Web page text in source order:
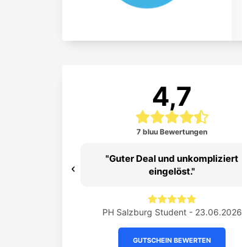
4,7
7 bluu Bewertungen
Guter Deal und unkompliziert
eingelöst.
PH Salzburg Student - 23.06.2026
GUTSCHEIN BEWERTEN